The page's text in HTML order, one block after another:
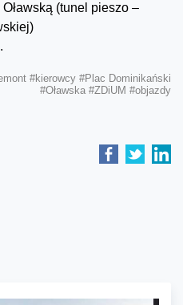
(tunel pieszo –
#kierowcy #Plac Dominikański
#Oławska #ZDiUM #objazdy